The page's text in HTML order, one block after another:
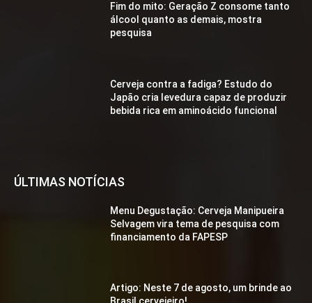
Fim do mito: Geração Z consome tanto
álcool quanto as demais, mostra
pesquisa
Cerveja contra a fadiga? Estudo do
Japão cria levedura capaz de produzir
bebida rica em aminoácido funcional
ÚLTIMAS NOTÍCIAS
Menu Degustação: Cerveja Manipueira
Selvagem vira tema de pesquisa com
financiamento da FAPESP
Artigo: Neste 7 de agosto, um brinde ao